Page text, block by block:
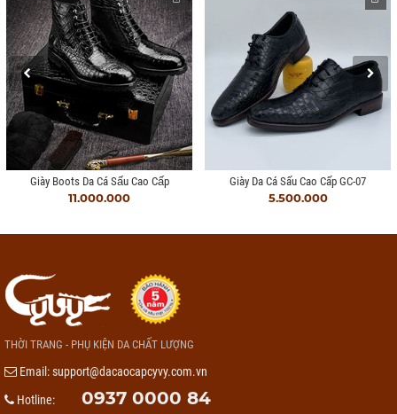
Giày Boots Da Cá Sấu Cao Cấp
11.000.000
Giày Da Cá Sấu Cao Cấp GC-07
5.500.000
THỜI TRANG - PHỤ KIỆN DA CHẤT LƯỢNG
Email:support@dacaocapcyvy.com.vn
Hotline:
0937 0000 84